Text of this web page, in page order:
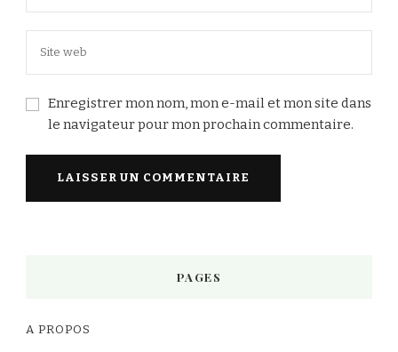
Enregistrer mon nom, mon e-mail et mon site dans
le navigateur pour mon prochain commentaire.
PAGES
A PROPOS